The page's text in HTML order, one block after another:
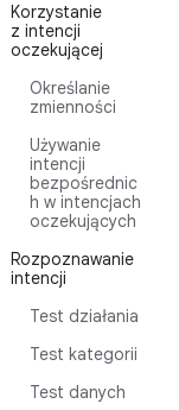
Korzystanie
z intencji
oczekującej
Określanie
zmienności
Używanie
intencji
bezpośrednic
h w intencjach
oczekujących
Rozpoznawanie
intencji
Test działania
Test kategorii
Test danych